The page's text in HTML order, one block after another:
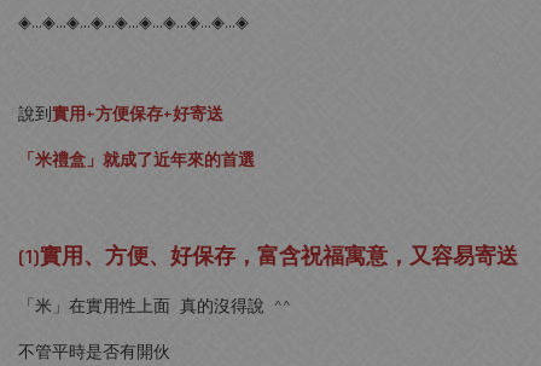
◈…◈…◈…◈…◈…◈…◈…◈…◈…◈
說到實用+方便保存+好寄送
「米禮盒」就成了近年來的首選
(1)實用、方便、好保存，富含祝福寓意，又容易寄送
「米」在實用性上面 真的沒得說 ^^
不管平時是否有開伙